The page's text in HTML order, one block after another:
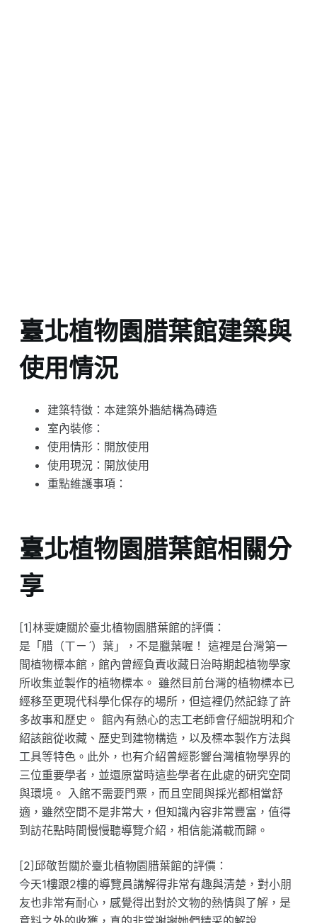
臺北植物園腊葉館建築與
使用情況
建築特徵：本建築外牆結構為磚造
室內裝修：
使用情形：開放使用
使用現況：開放使用
重點維護事項：
臺北植物園腊葉館相關分
享
[1]林雯婕關於臺北植物園腊葉館的評價：
是「腊（ㄒㄧˊ）葉」，不是臘葉喔！ 這裡是台灣第一
間植物標本館，館內曾經負責收藏日治時期起植物學家
所收集並製作的植物標本。 雖然目前台灣的植物標本已
經移至更現代科學化保存的場所，但這裡仍然記錄了許
多故事和歷史。 館內有熱心的志工老師會仔細說明和介
紹該館從收藏、歷史到建物構造，以及標本製作方法與
工具等特色。此外，也有介紹曾經影響台灣植物學界的
三位重要學者，並還原當時這些學者在此處的研究空間
與環境。 入館不需要門票，而且空間與採光都相當舒
適，雖然空間不是非常大，但知識內容非常豐富，值得
到訪花點時間慢慢聽導覽介紹，相信能滿載而歸。
[2]邱敬哲關於臺北植物園腊葉館的評價：
今天1樓跟2樓的導覽員講解得非常有趣與清楚，對小朋
友也非常有耐心，感覺得出對於文物的熱情與了解，是